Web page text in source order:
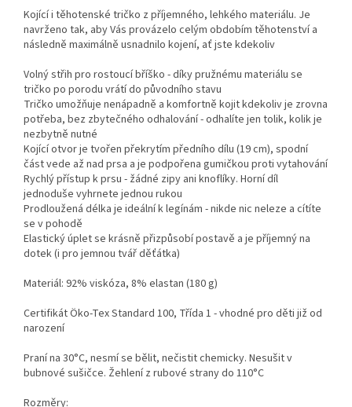
Kojící i těhotenské tričko z příjemného, lehkého materiálu. Je
navrženo tak, aby Vás provázelo celým obdobím těhotenství a
následně maximálně usnadnilo kojení, ať jste kdekoliv
Volný střih pro rostoucí bříško - díky pružnému materiálu se
tričko po porodu vrátí do původního stavu
Tričko umožňuje nenápadně a komfortně kojit kdekoliv je zrovna
potřeba, bez zbytečného odhalování - odhalíte jen tolik, kolik je
nezbytně nutné
Kojící otvor je tvořen překrytím předního dílu (19 cm), spodní
část vede až nad prsa a je podpořena gumičkou proti vytahování
Rychlý přístup k prsu - žádné zipy ani knoflíky. Horní díl
jednoduše vyhrnete jednou rukou
Prodloužená délka je ideální k legínám - nikde nic neleze a cítíte
se v pohodě
Elastický úplet se krásně přizpůsobí postavě a je příjemný na
dotek (i pro jemnou tvář děťátka)
Materiál: 92% viskóza, 8% elastan (180 g)
Certifikát Öko-Tex Standard 100, Třída 1 - vhodné pro děti již od
narození
Praní na 30°C, nesmí se bělit, nečistit chemicky. Nesušit v
bubnové sušičce. Žehlení z rubové strany do 110°C
Rozměry: